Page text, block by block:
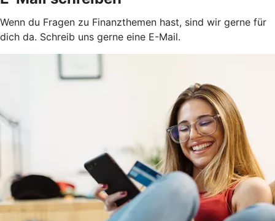
Wenn du Fragen zu Finanzthemen hast, sind wir gerne für
dich da. Schreib uns gerne eine E-Mail.